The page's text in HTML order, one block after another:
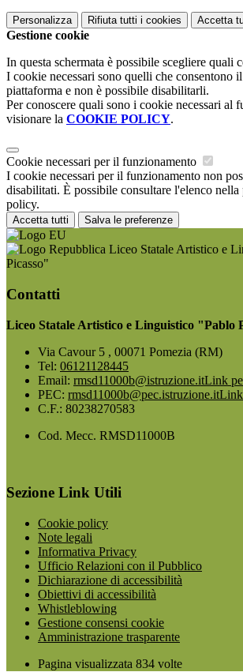
Personalizza Rifiuta tutti i cookies Accetta
Gestione cookie
In questa schermata è possibile scegliere quali
I cookie necessari sono quelli che consentono
piattaforma e non è possibile disabilitarli.
Per conoscere quali sono i cookie necessari al
visionare la COOKIE POLICY.
Cookie necessari per il funzionamento
I cookie necessari per il funzionamento non
disabilitati. È possibile consultare l'elenco
policy.
Accetta tutti Salva le preferenze
Liceo Statale Artistico e
Picasso"
Contatti
Liceo Statale Artistico e Linguistico "Pablo
Via Cavour 5 , 00071 Pomezia (RM)
Tel: 06121128445
Email: rmsd11000b@istruzione.itLink
PEC: rmsd11000b@pec.istruzione.itLink
C.F.: 80238270583
Cod. Mecc. RMSD11000B
Sezione Link Utili
Cookie policy
Note legali
Informativa Privacy
Ufficio Relazioni con il Pubblico
Dichiarazione di accessibilità
Obiettivi di accessibilità
Whistleblowing
Gestione consensi cookie
Amministrazione trasparente
Pagina visualizzata 834 volte